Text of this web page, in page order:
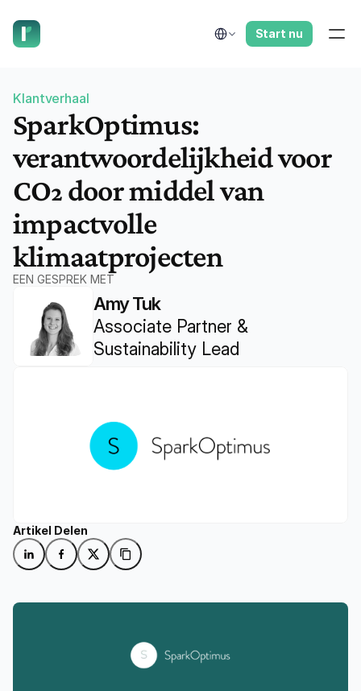
Select Language
Start nu
Klantverhaal
SparkOptimus:
verantwoordelijkheid voor
CO₂ door middel van
impactvolle
klimaatprojecten
EEN GESPREK MET
Amy Tuk
Associate Partner &
Sustainability Lead
Artikel Delen